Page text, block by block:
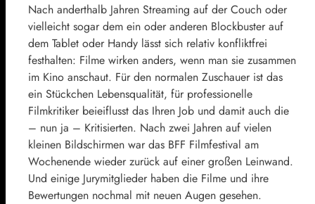
Nach anderthalb Jahren Streaming auf der Couch oder
vielleicht sogar dem ein oder anderen Blockbuster auf
dem Tablet oder Handy lässt sich relativ konfliktfrei
festhalten: Filme wirken anders, wenn man sie zusammen
im Kino anschaut. Für den normalen Zuschauer ist das
ein Stückchen Lebensqualität, für professionelle
Filmkritiker beieiflusst das Ihren Job und damit auch die
– nun ja – Kritisierten. Nach zwei Jahren auf vielen
kleinen Bildschirmen war das BFF Filmfestival am
Wochenende wieder zurück auf einer großen Leinwand.
Und einige Jurymitglieder haben die Filme und ihre
Bewertungen nochmal mit neuen Augen gesehen.